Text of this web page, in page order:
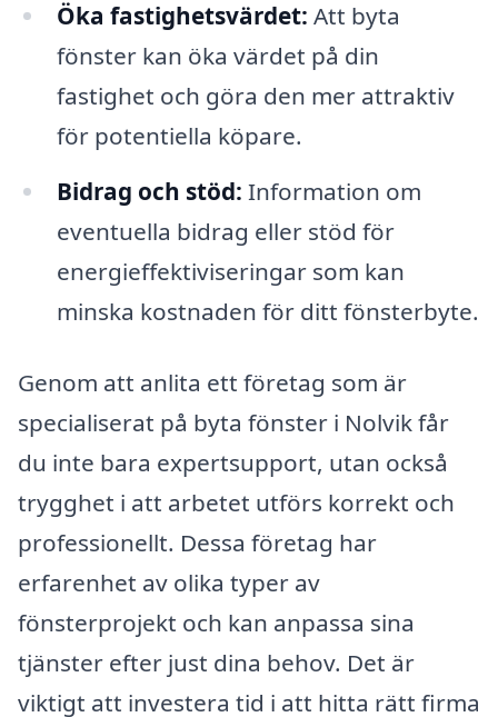
Öka fastighetsvärdet: Att byta
fönster kan öka värdet på din
fastighet och göra den mer attraktiv
för potentiella köpare.
Bidrag och stöd: Information om
eventuella bidrag eller stöd för
energieffektiviseringar som kan
minska kostnaden för ditt fönsterbyte.
Genom att anlita ett företag som är
specialiserat på byta fönster i Nolvik får
du inte bara expertsupport, utan också
trygghet i att arbetet utförs korrekt och
professionellt. Dessa företag har
erfarenhet av olika typer av
fönsterprojekt och kan anpassa sina
tjänster efter just dina behov. Det är
viktigt att investera tid i att hitta rätt firma